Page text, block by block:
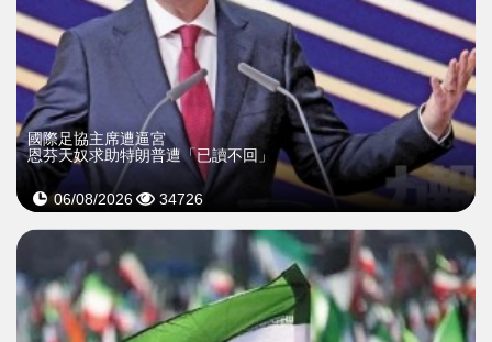
國際足協主席遭逼宮
恩芬天奴求助特朗普遭「已讀不回」
06/08/2026 34726